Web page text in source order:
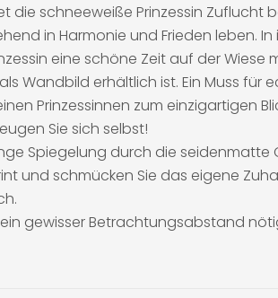
schneeweiße Prinzessin Zuflucht
in Harmonie und Frieden leben.
eine schöne Zeit auf der Wiese
Wandbild erhältlich ist. Ein Muss
Prinzessinnen zum einzigartigen
Sie sich selbst!
Spiegelung durch die
und schmücken Sie das eigene
gewisser Betrachtungsabstand